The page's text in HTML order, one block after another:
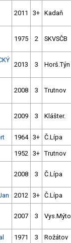
2011 3+ Kadaň
1975 2 SKVSČB
2013 3 Horš.Týn
2008 3 Trutnov
2009 3 Klášter.
1964 3+ Č.Lípa
1952 3+ Trutnov
2008 3 Č.Lípa
2012 3+ Č.Lípa
2007 3 Vys.Mýto
1971 3 Rožátov